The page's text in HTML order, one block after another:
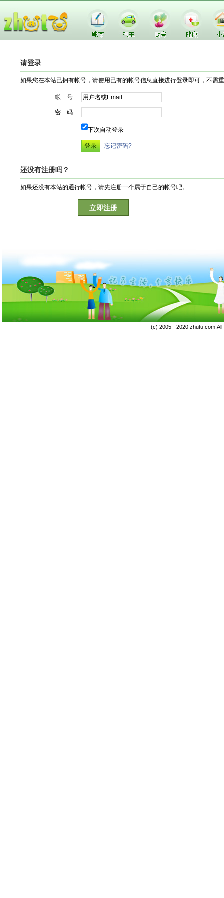
请登录
如果您在本站已拥有帐号，请使用已有的帐号信息直接进行登录即可，不需
帐 号
密 码
下次自动登录
忘记密码?
还没有注册吗？
如果还没有本站的通行帐号，请先注册一个属于自己的帐号吧。
立即注册
(c) 2005 - 2020